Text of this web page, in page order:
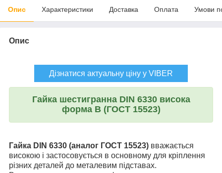
Опис Характеристики Доставка Оплата Умови
Опис
Дізнатися актуальну ціну у VIBER
Гайка шестигранна DIN 6330 висока
форма В (ГОСТ 15523)
Гайка DIN 6330 (аналог ГОСТ 15523) вважається
високою і застосовується в основному для кріплення
різних деталей до металевим підставах.